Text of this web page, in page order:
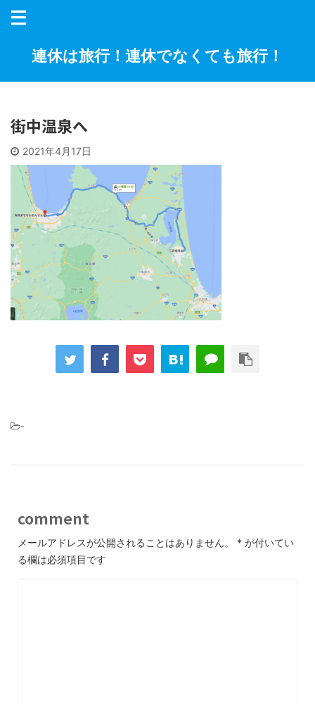
連休は旅行！連休でなくても旅行！
街中温泉へ
2021年4月17日
-
comment
メールアドレスが公開されることはありません。 * が付いてい
る欄は必須項目です